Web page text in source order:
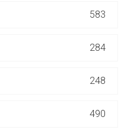
583
284
248
490
Link öffnet eine externe